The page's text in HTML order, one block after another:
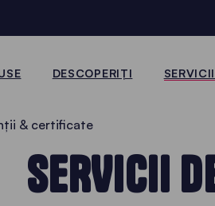
DESCOPERIȚI SERVICII
& certificate
SERVICII